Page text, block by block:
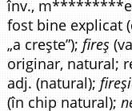
înv.,
fost bine explicat
„a crește”); fireș
originar, natural;
adj. (natural);
(în chip natural);